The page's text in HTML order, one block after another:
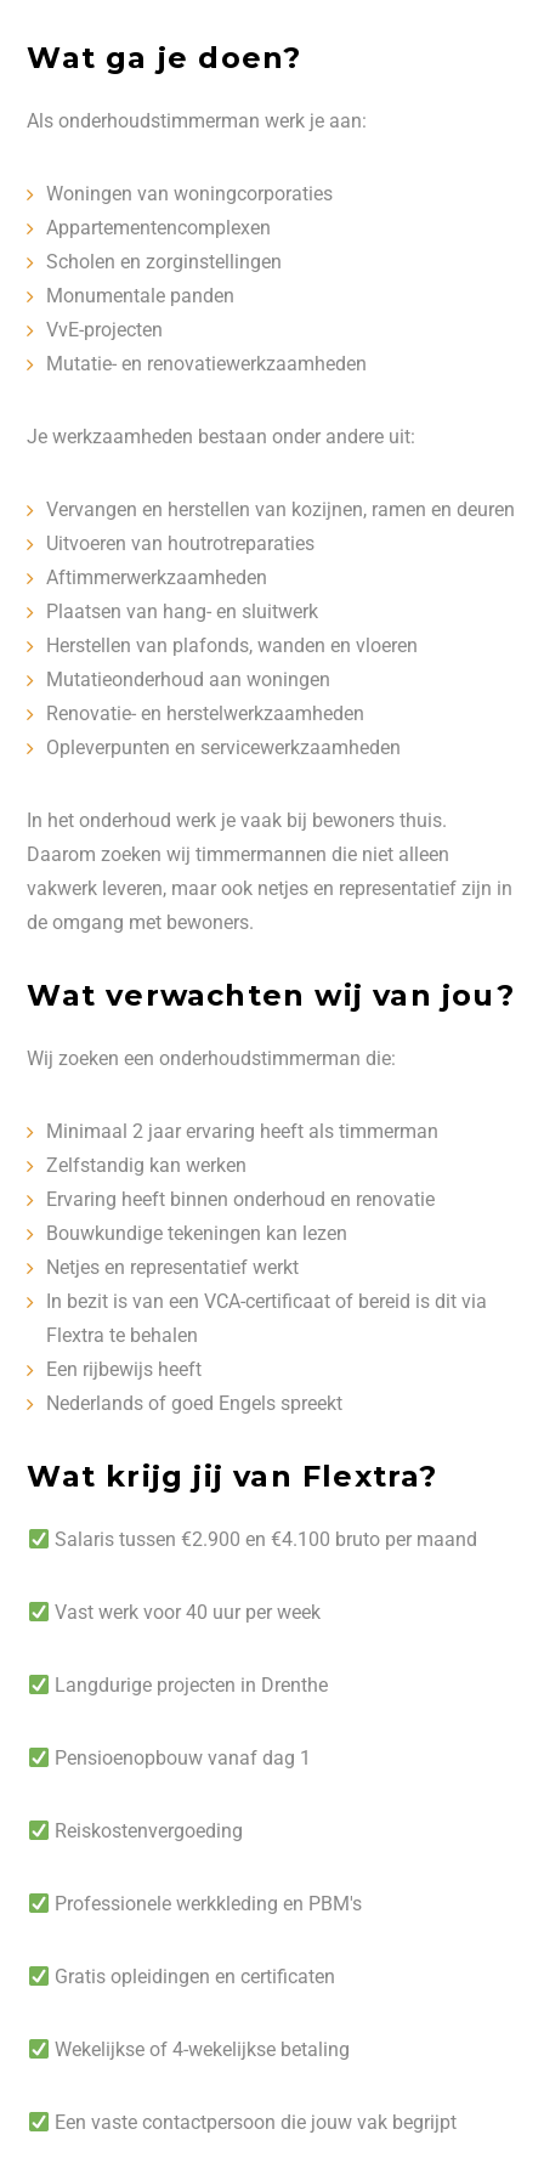
Wat ga je doen?
Als onderhoudstimmerman werk je aan:
Woningen van woningcorporaties
Appartementencomplexen
Scholen en zorginstellingen
Monumentale panden
VvE-projecten
Mutatie- en renovatiewerkzaamheden
Je werkzaamheden bestaan onder andere uit:
Vervangen en herstellen van kozijnen, ramen en deuren
Uitvoeren van houtrotreparaties
Aftimmerwerkzaamheden
Plaatsen van hang- en sluitwerk
Herstellen van plafonds, wanden en vloeren
Mutatieonderhoud aan woningen
Renovatie- en herstelwerkzaamheden
Opleverpunten en servicewerkzaamheden
In het onderhoud werk je vaak bij bewoners thuis.
Daarom zoeken wij timmermannen die niet alleen
vakwerk leveren, maar ook netjes en representatief zijn in
de omgang met bewoners.
Wat verwachten wij van jou?
Wij zoeken een onderhoudstimmerman die:
Minimaal 2 jaar ervaring heeft als timmerman
Zelfstandig kan werken
Ervaring heeft binnen onderhoud en renovatie
Bouwkundige tekeningen kan lezen
Netjes en representatief werkt
In bezit is van een VCA-certificaat of bereid is dit via
Flextra te behalen
Een rijbewijs heeft
Nederlands of goed Engels spreekt
Wat krijg jij van Flextra?
Salaris tussen €2.900 en €4.100 bruto per maand
Vast werk voor 40 uur per week
Langdurige projecten in Drenthe
Pensioenopbouw vanaf dag 1
Reiskostenvergoeding
Professionele werkkleding en PBM's
Gratis opleidingen en certificaten
Wekelijkse of 4-wekelijkse betaling
Een vaste contactpersoon die jouw vak begrijpt